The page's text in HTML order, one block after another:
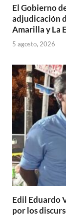
El Gobierno
adjudicación
Amarilla y La
5 agosto, 2026
Edil Eduardo
por los